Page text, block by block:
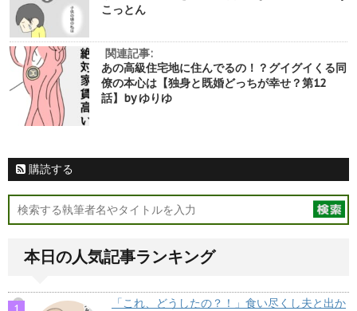
こっとん
関連記事:
あの高級住宅地に住んでるの！？グイグイくる同
僚の本心は【独身と既婚どっちが幸せ？第12
話】by ゆりゆ
購読する
本日の人気記事ランキング
「これ、どうしたの？！」食い尽くし夫と出か